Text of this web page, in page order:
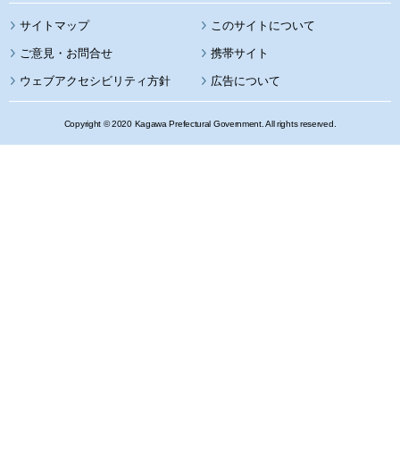
サイトマップ このサイトについて
携帯サイト
ウェブアクセシビリティ方針 広告について
Copyright © 2020 Kagawa Prefectural Government. All rights reserved.